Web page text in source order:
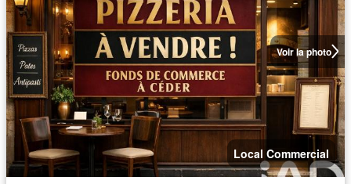
Voir la photo
Local Commercial